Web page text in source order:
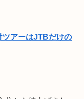
ツアーはJTBだけの